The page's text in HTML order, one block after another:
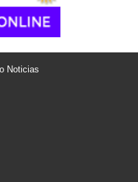
Noticias